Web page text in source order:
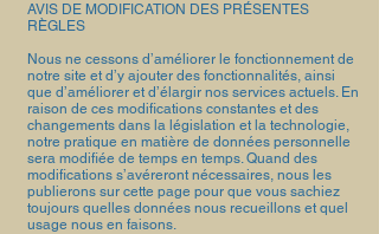
AVIS DE MODIFICATION DES PRÉSENTES
RÈGLES
Nous ne cessons d’améliorer le fonctionnement de
notre site et d’y ajouter des fonctionnalités, ainsi
que d’améliorer et d’élargir nos services actuels. En
raison de ces modifications constantes et des
changements dans la législation et la technologie,
notre pratique en matière de données personnelle
sera modifiée de temps en temps. Quand des
modifications s’avéreront nécessaires, nous les
publierons sur cette page pour que vous sachiez
toujours quelles données nous recueillons et quel
usage nous en faisons.